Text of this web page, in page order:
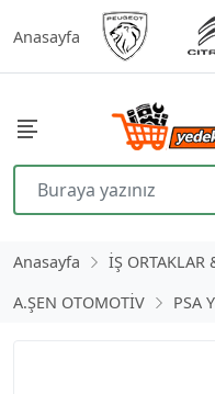
Anasayfa
Anasayfa
İŞ ORTAKLAR
A.ŞEN OTOMOTİV
PSA